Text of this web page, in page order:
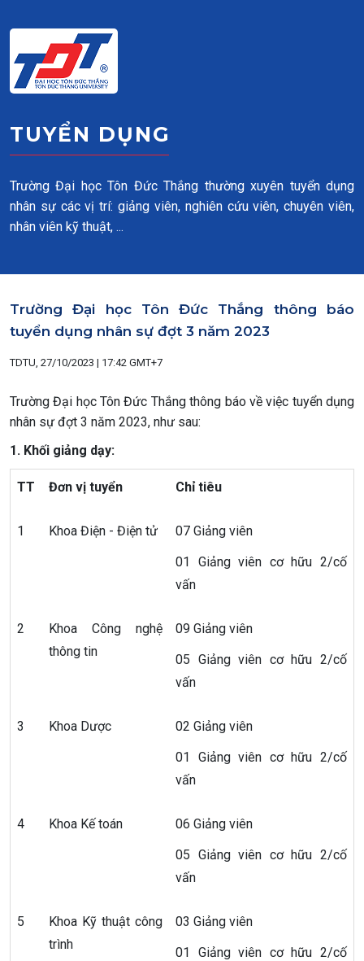
TUYỂN DỤNG
Trường Đại học Tôn Đức Thắng thường xuyên tuyển dụng
nhân sự các vị trí: giảng viên, nghiên cứu viên, chuyên viên,
nhân viên kỹ thuật, ...
Trường Đại học Tôn Đức Thắng thông báo
tuyển dụng nhân sự đợt 3 năm 2023
TDTU, 27/10/2023 | 17:42 GMT+7
Trường Đại học Tôn Đức Thắng thông báo về việc tuyển dụng
nhân sự đợt 3 năm 2023, như sau:
1. Khối giảng dạy:
TT Đơn vị tuyển Chỉ tiêu
1 Khoa Điện - Điện tử
07 Giảng viên
01 Giảng viên cơ hữu 2/cố
vấn
2
Khoa Công nghệ
thông tin
09 Giảng viên
05 Giảng viên cơ hữu 2/cố
vấn
3 Khoa Dược
02 Giảng viên
01 Giảng viên cơ hữu 2/cố
vấn
4 Khoa Kế toán
06 Giảng viên
05 Giảng viên cơ hữu 2/cố
vấn
5
Khoa Kỹ thuật công
trình
03 Giảng viên
01 Giảng viên cơ hữu 2/cố